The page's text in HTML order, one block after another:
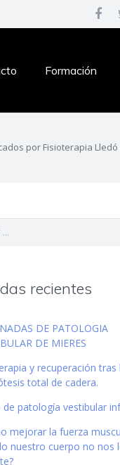
Formación
por Fisioterapia Lledó
recientes
DE PATOLOGIA
DE MIERES
y recuperación tras
total de cadera.
de patología vestibular
mejorar la fuerza
nuestro cuerpo no nos